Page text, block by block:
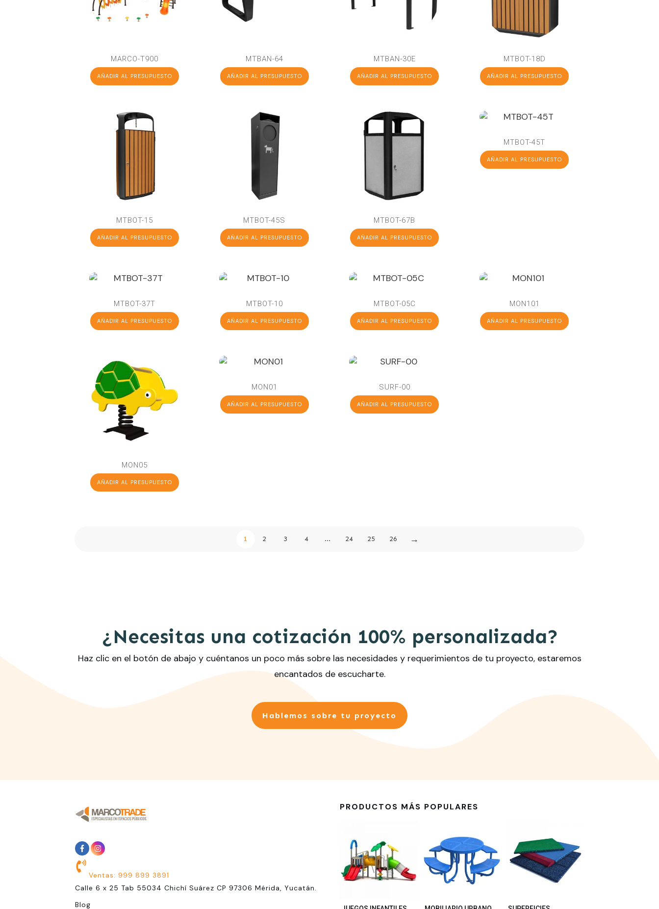
MARCO-T900
AÑADIR AL PRESUPUESTO
MTBAN-64
AÑADIR AL PRESUPUESTO
MTBAN-30E
AÑADIR AL PRESUPUESTO
MTBOT-18D
AÑADIR AL PRESUPUESTO
MTBOT-15
AÑADIR AL PRESUPUESTO
MTBOT-45S
AÑADIR AL PRESUPUESTO
MTBOT-67B
AÑADIR AL PRESUPUESTO
MTBOT-45T
AÑADIR AL PRESUPUESTO
MTBOT-37T
AÑADIR AL PRESUPUESTO
MTBOT-10
AÑADIR AL PRESUPUESTO
MTBOT-05C
AÑADIR AL PRESUPUESTO
MON101
AÑADIR AL PRESUPUESTO
MON05
AÑADIR AL PRESUPUESTO
MON01
AÑADIR AL PRESUPUESTO
SURF-00
AÑADIR AL PRESUPUESTO
1 2 3 4 … 24 25 26 →
¿Necesitas una cotización 100% personalizada?
Haz clic en el botón de abajo y cuéntanos un poco más sobre las necesidades y requerimientos de tu proyecto, estaremos
encantados de escucharte.
Hablemos sobre tu proyecto
Ventas: 999 899 3891
Calle 6 x 25 Tab 55034 Chichí Suárez CP 97306 Mérida, Yucatán.
Blog
PRODUCTOS MÁS POPULARES